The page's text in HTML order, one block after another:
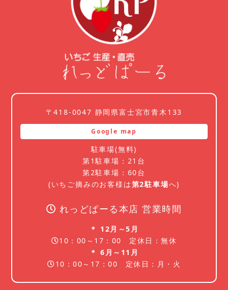
〒418-0047 静岡県富士宮市青木133
Google map
駐車場(無料)
第1駐車場：21台
第2駐車場：60台
(いちご摘みのお客様は第2駐車場へ)
れっどぱーる本店 営業時間
＊ 12月～5月
10：00～17：00 定休日：無休
＊ 6月～11月
10：00～17：00 定休日：月・火